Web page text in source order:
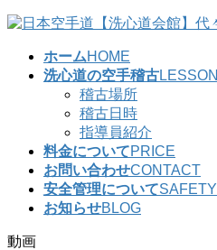
コ
ナ
ホームHOME
洗心道の空手稽古LESSON
稽古場所
稽古日時
指導員紹介
料金についてPRICE
お問い合わせCONTACT
安全管理についてSAFETY
お知らせBLOG
動画